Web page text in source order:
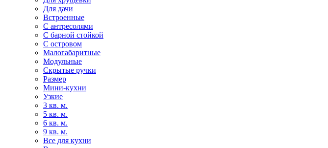
Для дачи
Встроенные
С антресолями
С барной стойкой
С островом
Малогабаритные
Модульные
Скрытые ручки
Размер
Мини-кухни
Узкие
3 кв. м.
5 кв. м.
6 кв. м.
9 кв. м.
Все для кухни